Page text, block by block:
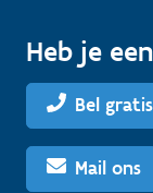
Heb je
Bel
Mail ons